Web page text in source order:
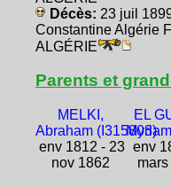
Décès: 23 juil
Constantine Algérie
ALGÉRIE
Parents et
MELKI,
Abraham (I315803)
env 1812 - 23
nov 1862
EL
env